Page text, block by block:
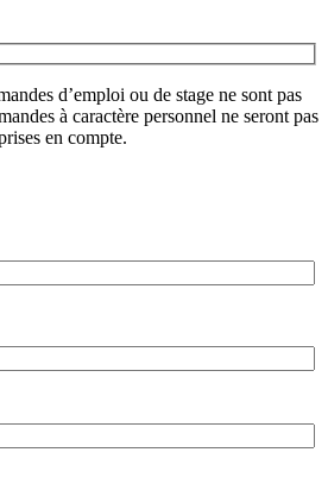
d’emploi ou de stage ne sont pas
à caractère personnel ne seront pas
en compte.